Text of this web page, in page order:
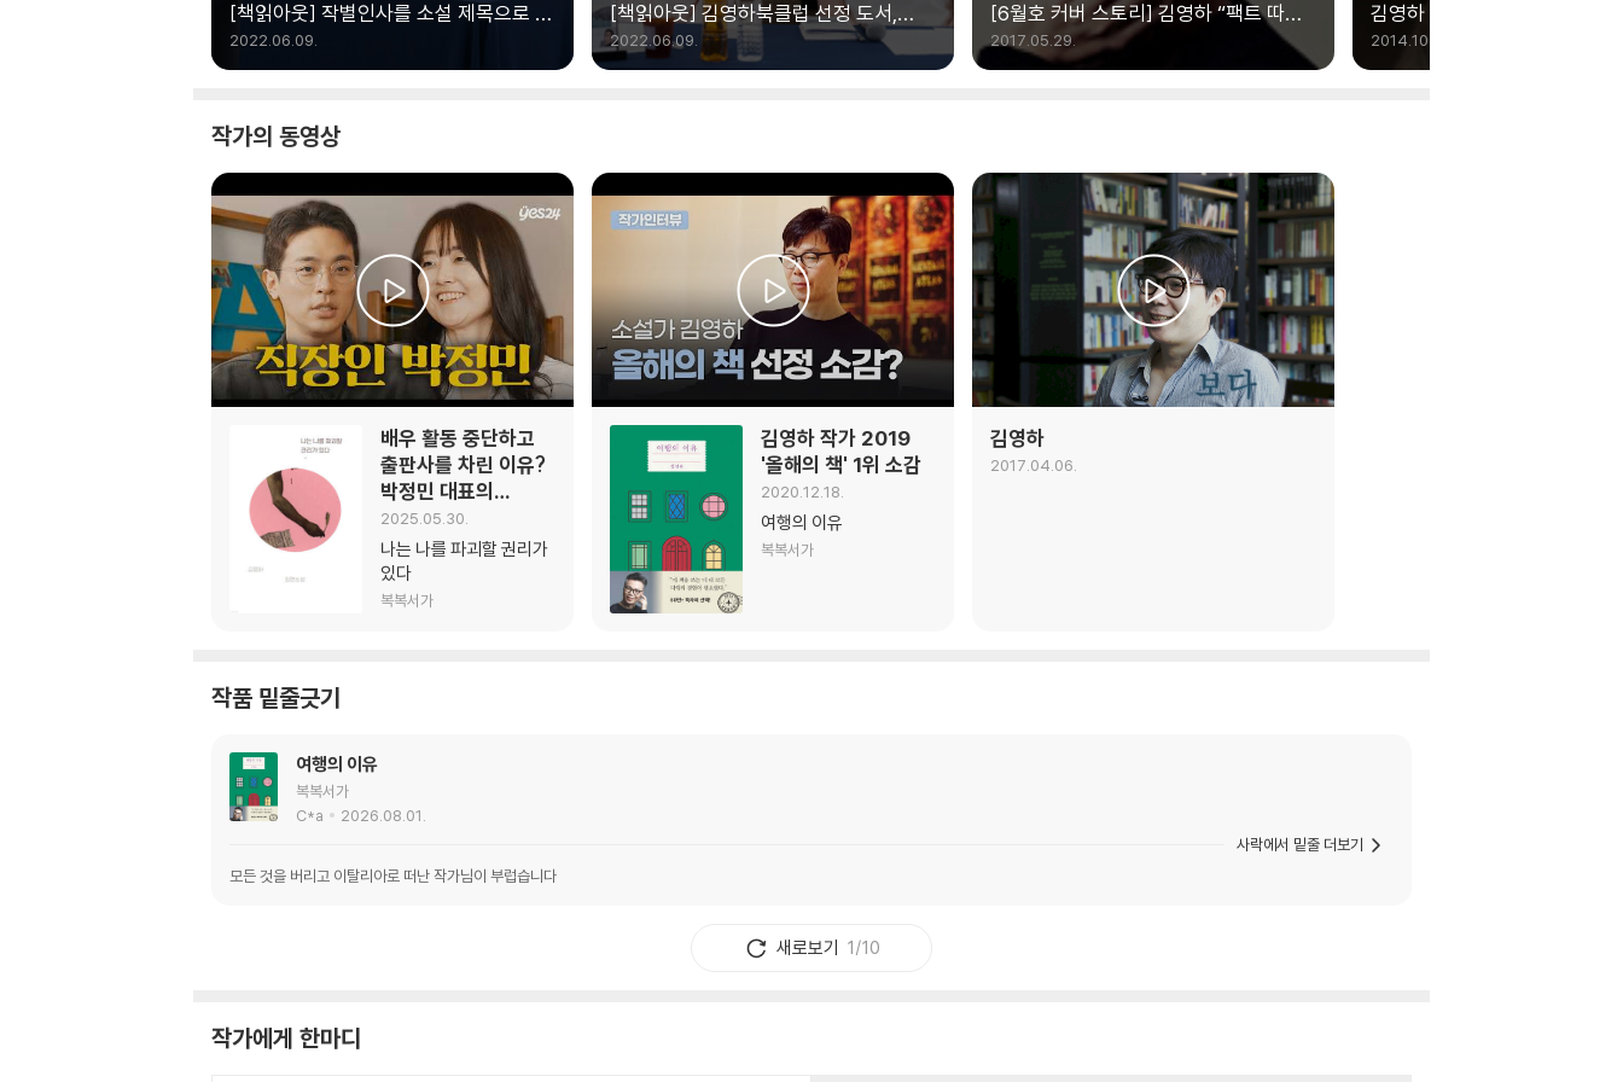
[책읽아웃] 작별인사를 소설 제목으로 한
이유 (G. 김영하 작가)
2022.06.09.
[책읽아웃] 김영하북클럽 선정 도서,
이렇게 고릅니다 (G. 김영하 작가)
2022.06.09.
[6월호 커버 스토리] 김영하 “팩트 따윈
모른다. 그냥 그들을 느낀다”
2017.05.29.
김영하 “소설 잘 쓰려면 엄마가
이야기를”
2014.10.01.
작가의 동영상
배우 활동 중단하고
출판사를 차린 이유?
박정민 대표의
성장일지 |
박정민X김금희 (上)
2025.05.30.
나는 나를 파괴할 권리가
있다
복복서가
김영하 작가 2019
'올해의 책' 1위 소감
2020.12.18.
여행의 이유
복복서가
김영하
2017.04.06.
작품 밑줄긋기
여행의 이유
복복서가
C*a
2026.08.01.
모든 것을 버리고 이탈리아로 떠난 작가님이 부럽습니다
사락에서 밑줄 더보기
새로보기 1/10
작가에게 한마디